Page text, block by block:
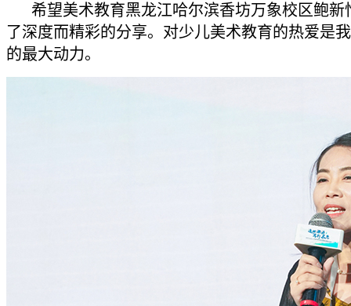
希望美术教育黑龙江哈尔滨香坊万象校区鲍新
了深度而精彩的分享。对少儿美术教育的热爱是
的最大动力。